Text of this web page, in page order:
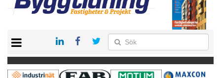
PRENUMERERA